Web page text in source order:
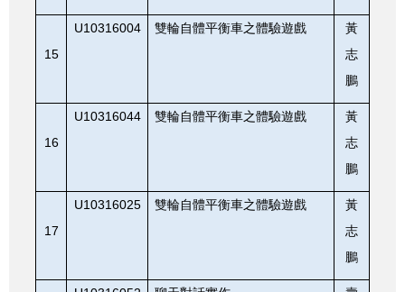
15
U10316004 雙輪自體平衡車之體驗遊戲
黃
志
鵬
16
U10316044 雙輪自體平衡車之體驗遊戲
黃
志
鵬
17
U10316025 雙輪自體平衡車之體驗遊戲
黃
志
鵬